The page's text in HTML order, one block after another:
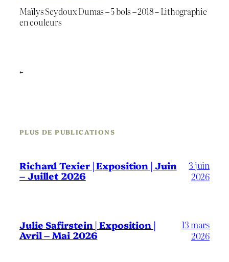
Maïlys Seydoux Dumas – 5 bols – 2018 – Lithographie
en couleurs
←
PLUS DE PUBLICATIONS
Richard Texier | Exposition | Juin
– Juillet 2026
3 juin
2026
Julie Safirstein | Exposition |
Avril – Mai 2026
13 mars
2026